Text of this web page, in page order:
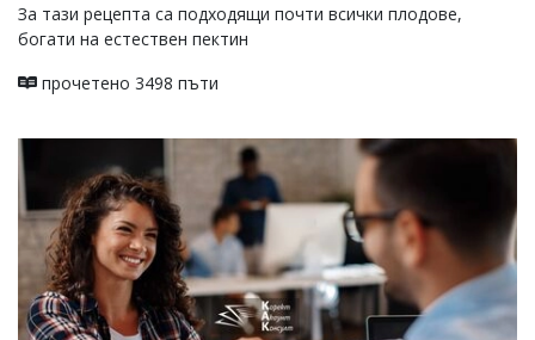
За тази рецепта са подходящи почти всички плодове,
богати на естествен пектин
прочетено 3498 пъти